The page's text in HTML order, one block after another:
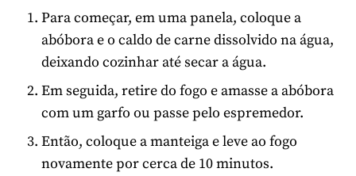
Para começar, em uma panela, coloque a
abóbora e o caldo de carne dissolvido na água,
deixando cozinhar até secar a água.
Em seguida, retire do fogo e amasse a abóbora
com um garfo ou passe pelo espremedor.
Então, coloque a manteiga e leve ao fogo
novamente por cerca de 10 minutos.